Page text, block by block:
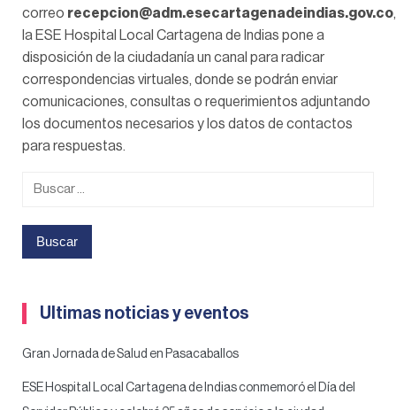
correo recepcion@adm.esecartagenadeindias.gov.co,
la ESE Hospital Local Cartagena de Indias pone a
disposición de la ciudadanía un canal para radicar
correspondencias virtuales, donde se podrán enviar
comunicaciones, consultas o requerimientos adjuntando
los documentos necesarios y los datos de contactos
para respuestas.
Buscar:
Ultimas noticias y eventos
Gran Jornada de Salud en Pasacaballos
ESE Hospital Local Cartagena de Indias conmemoró el Día del